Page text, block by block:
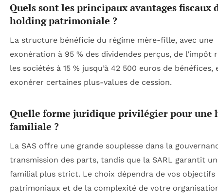
Quels sont les principaux avantages fiscaux
holding patrimoniale ?
La structure bénéficie du régime mère-fille, avec une
exonération à 95 % des dividendes perçus, de l’impôt
les sociétés à 15 % jusqu’à 42 500 euros de bénéfices,
exonérer certaines plus-values de cession.
Quelle forme juridique privilégier pour une
familiale ?
La SAS offre une grande souplesse dans la
transmission des parts, tandis que la SARL garantit
familial plus strict. Le choix dépendra de vos objectifs
patrimoniaux et de la complexité de votre